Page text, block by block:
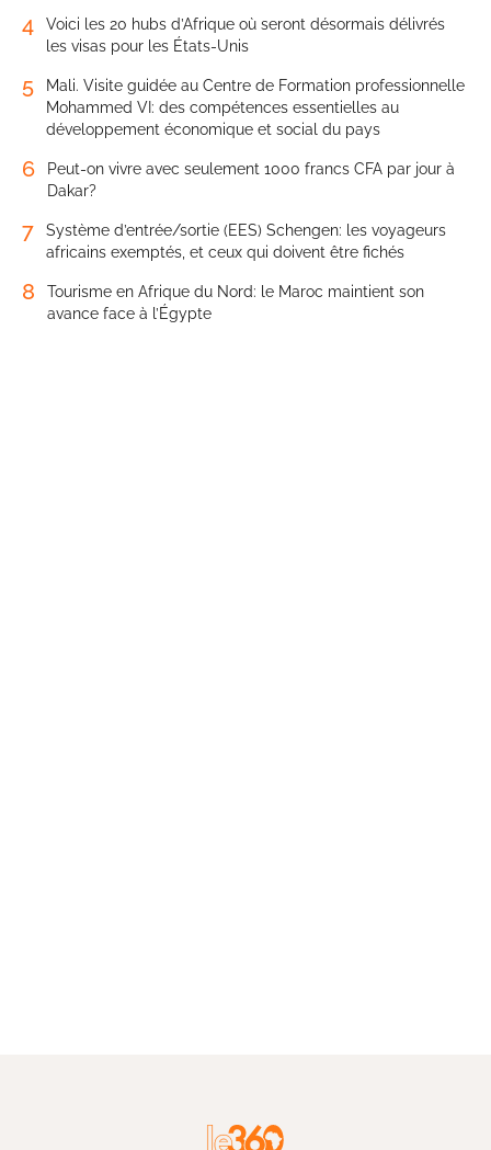
4
Voici les 20 hubs d’Afrique où seront désormais délivrés
les visas pour les États-Unis
5
Mali. Visite guidée au Centre de Formation professionnelle
Mohammed VI: des compétences essentielles au
développement économique et social du pays
6
Peut-on vivre avec seulement 1000 francs CFA par jour à
Dakar?
7
Système d’entrée/sortie (EES) Schengen: les voyageurs
africains exemptés, et ceux qui doivent être fichés
8
Tourisme en Afrique du Nord: le Maroc maintient son
avance face à l’Égypte